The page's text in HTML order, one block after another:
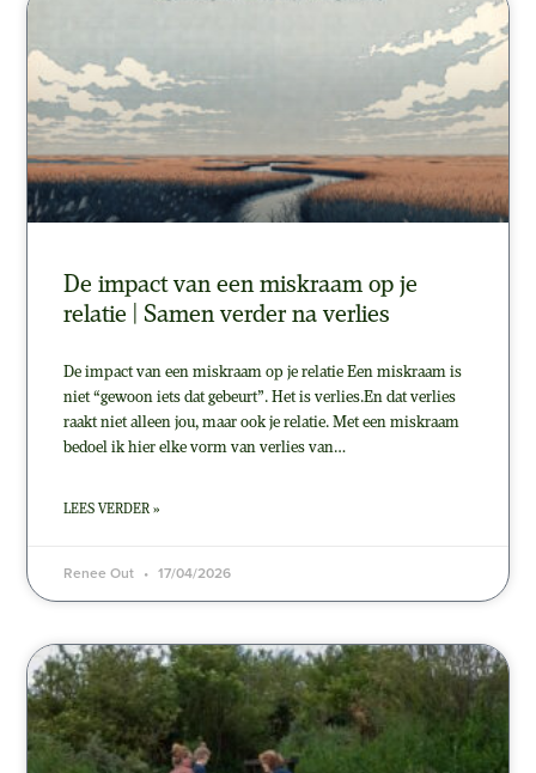
De impact van een miskraam op je
relatie | Samen verder na verlies
De impact van een miskraam op je relatie Een miskraam is
niet “gewoon iets dat gebeurt”. Het is verlies.En dat verlies
raakt niet alleen jou, maar ook je relatie. Met een miskraam
bedoel ik hier elke vorm van verlies van…
LEES VERDER »
Renee Out 17/04/2026